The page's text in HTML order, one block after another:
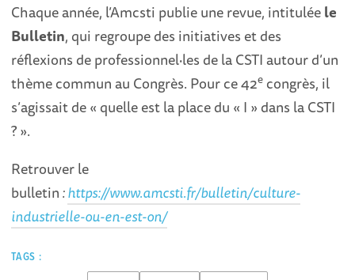
Chaque année, l’Amcsti publie une revue, intituléele
Bulletin, qui regroupe des initiatives et des
réflexions de professionnel·les de la CSTI autour d’un
thème commun au Congrès. Pour ce 42e congrès, il
s’agissait de « quelle est la place du « I » dans la CSTI
? ».
Retrouver le
bulletin:https://www.amcsti.fr/bulletin/culture-
industrielle-ou-en-est-on/
TAGS :